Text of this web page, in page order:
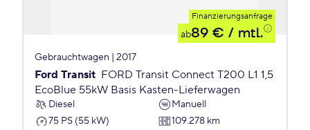
Finanzierungsanfrage
ab89 € / mtl.
Gebrauchtwagen | 2017
Ford Transit FORD Transit Connect T200 L1 1,5
EcoBlue 55kW Basis Kasten-Lieferwagen
Diesel
Manuell
75 PS (55 kW)
109.278 km